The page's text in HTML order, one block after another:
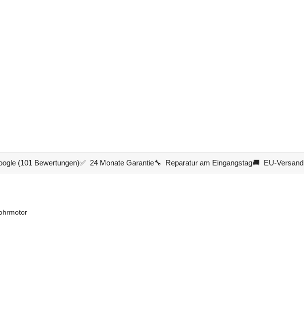
(101 Bewertungen)✅ 24 Monate Garantie🔧 Reparatur am Eingangstag🚚 EU-Versand